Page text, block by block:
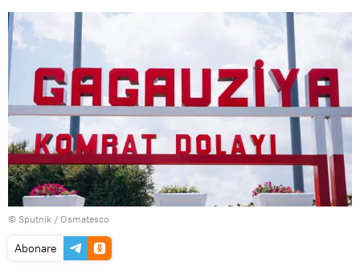
© Sputnik / Osmatesco
Abonare